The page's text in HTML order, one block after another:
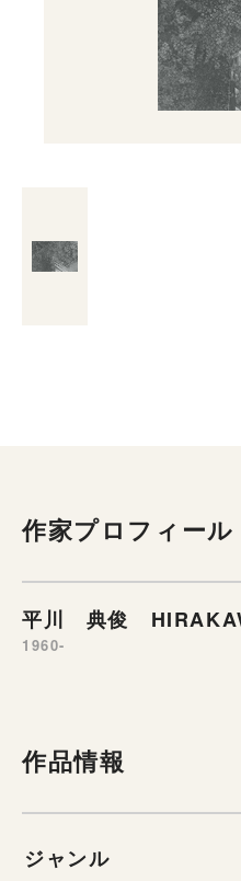
作家プロフィール
平川 典俊
1960-
作品情報
ジャンル